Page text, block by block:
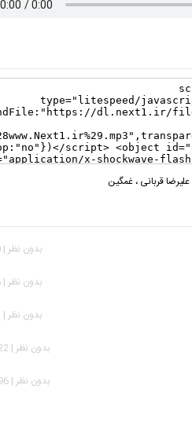
علیرضا قربانی ، غمگین
بدون نظر | 220 بازدید
بدون نظر | 886 بازدید
بدون نظر | 541 بازدید
بدون نظر | 2,022 بازدید
بدون نظر | 4,096 بازدید